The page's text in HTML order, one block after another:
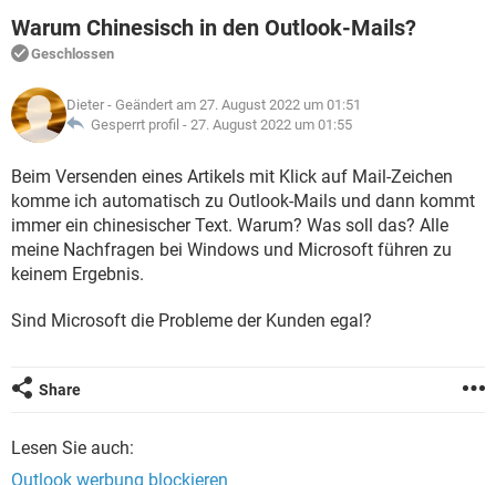
WHATSAPP TIKTOK
FACEBOOK
WINDOWS 10
WHATSAPP
FACEBOOK HARDWARE
SPIELE STREAMING
ANDROID
WINDOWS 10 INSTAGRAM
WHATSAPP
FACEBOOK HARDWARE
FORUM
SPIELE
ANDROID IOS
WHATSAPP TIKTOK
FACEBOOK HARDWARE
LEXIKON
SPIELE
ANDROID IOS
WINDOWS 10 INSTAGRAM
WHATSAPP TIKTOK
Warum Chinesisch in den Outlook-Mails?
Geschlossen
Dieter - Geändert am 27. August 2022 um 01:51
Gesperrt profil - 27. August 2022 um 01:55
Beim Versenden eines Artikels mit Klick auf Mail-Zeichen
komme ich automatisch zu Outlook-Mails und dann kommt
immer ein chinesischer Text. Warum? Was soll das? Alle
meine Nachfragen bei Windows und Microsoft führen zu
keinem Ergebnis.
Sind Microsoft die Probleme der Kunden egal?
Share
Lesen Sie auch:
Outlook werbung blockieren